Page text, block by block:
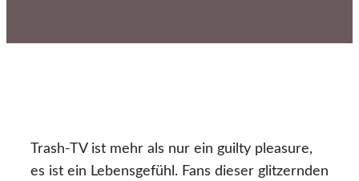
Trash-TV ist mehr als nur ein guilty pleasure,
es ist ein Lebensgefühl. Fans dieser glitzernden